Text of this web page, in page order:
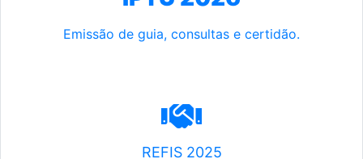
Emissão de guia, consultas e certidão.
REFIS 2025